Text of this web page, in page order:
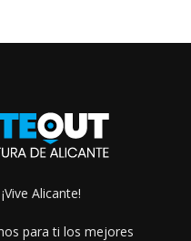
Alicante!
para ti los mejores